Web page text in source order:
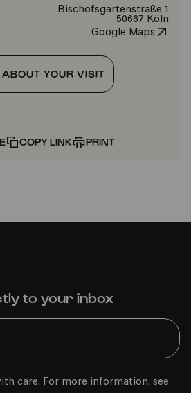
Bischofsgartenstraße 1
50667 Köln
Google Maps
ABOUT YOUR VISIT
COPY LINK PRINT
to your inbox
care. For more information, see